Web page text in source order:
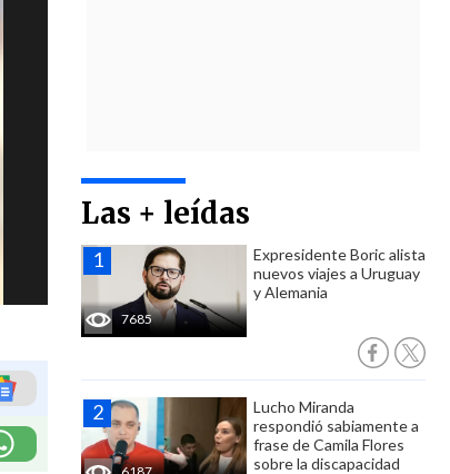
Las + leídas
7685
Expresidente Boric alista
nuevos viajes a Uruguay
y Alemania
Lucho Miranda
respondió sabiamente a
frase de Camila Flores
sobre la discapacidad